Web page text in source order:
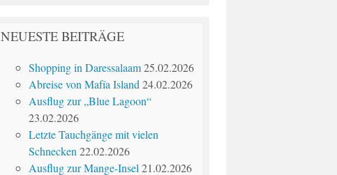
NEUESTE BEITRÄGE
Shopping in Daressalaam 25.02.2026
Abreise von Mafía Island 24.02.2026
Ausflug zur „Blue Lagoon“
23.02.2026
Letzte Tauchgänge mit vielen
Schnecken 22.02.2026
Ausflug zur Mange-Insel 21.02.2026